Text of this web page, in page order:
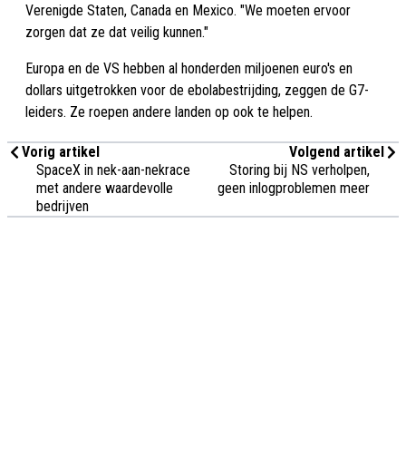
Verenigde Staten, Canada en Mexico. "We moeten ervoor
zorgen dat ze dat veilig kunnen."
Europa en de VS hebben al honderden miljoenen euro's en
dollars uitgetrokken voor de ebolabestrijding, zeggen de G7-
leiders. Ze roepen andere landen op ook te helpen.
Vorig artikel
SpaceX in nek-aan-nekrace
met andere waardevolle
bedrijven
Volgend artikel
Storing bij NS verholpen,
geen inlogproblemen meer